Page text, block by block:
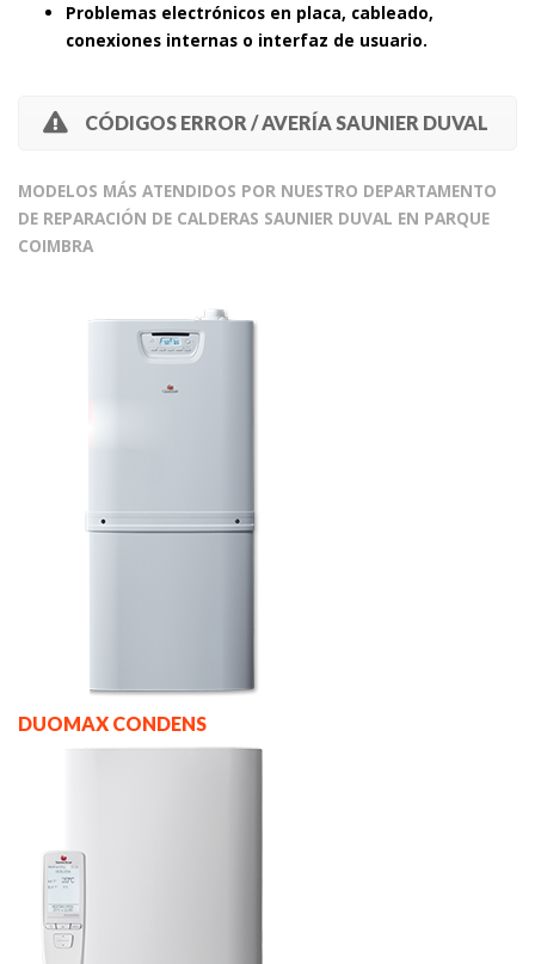
Problemas electrónicos en placa, cableado,
conexiones internas o interfaz de usuario.
CÓDIGOS ERROR / AVERÍA SAUNIER DUVAL
MODELOS MÁS ATENDIDOS POR NUESTRO DEPARTAMENTO
DE REPARACIÓN DE CALDERAS SAUNIER DUVAL EN PARQUE
COIMBRA
DUOMAX CONDENS